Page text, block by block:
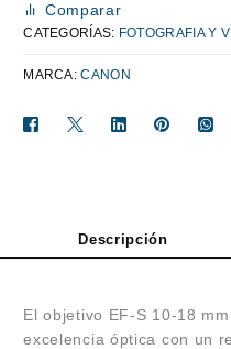
Comparar
CATEGORÍAS: FOTOGRAFIA Y
MARCA:CANON
Descripción
El objetivo EF-S 10-18
excelencia óptica con un